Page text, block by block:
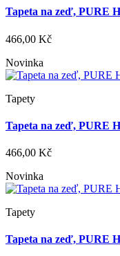
Tapeta na zeď, PURE
466,00 Kč
Novinka
Tapety
Tapeta na zeď, PURE
466,00 Kč
Novinka
Tapety
Tapeta na zeď, PURE